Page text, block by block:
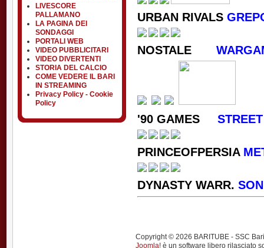
LIVESCORE
PALLAMANO
LA PAGINA DEI
SONDAGGI
PORTALI WEB
VIDEO PUBBLICITARI
VIDEO DIVERTENTI
STORIA DEL CALCIO
COME VEDERE IL BARI
IN STREAMING
Privacy Policy - Cookie
Policy
URBAN RIVALS
NOSTALE
'90 GAMES
PRINCEOFPERSIA
DYNASTY WARR.
Copyright © 2026 BARITUBE - SSC
Joomla! è un software libero rilasciato